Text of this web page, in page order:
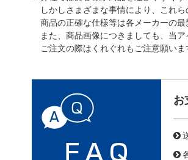
しかしさまざまな事情により、これ
商品の正確な仕様等は各メーカーの
また、商品画像につきましても、当
ご注文の際はくれぐれもご注意願い
お